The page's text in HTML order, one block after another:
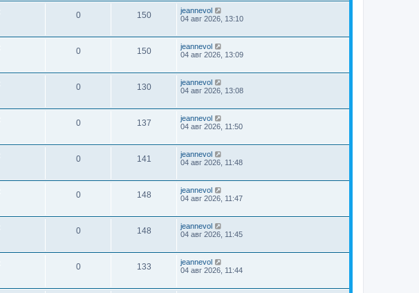
0 150
jeannevol
04 авг 2026, 13:10
0 150
jeannevol
04 авг 2026, 13:09
0 130
jeannevol
04 авг 2026, 13:08
0 137
jeannevol
04 авг 2026, 11:50
0 141
jeannevol
04 авг 2026, 11:48
0 148
jeannevol
04 авг 2026, 11:47
0 148
jeannevol
04 авг 2026, 11:45
0 133
jeannevol
04 авг 2026, 11:44